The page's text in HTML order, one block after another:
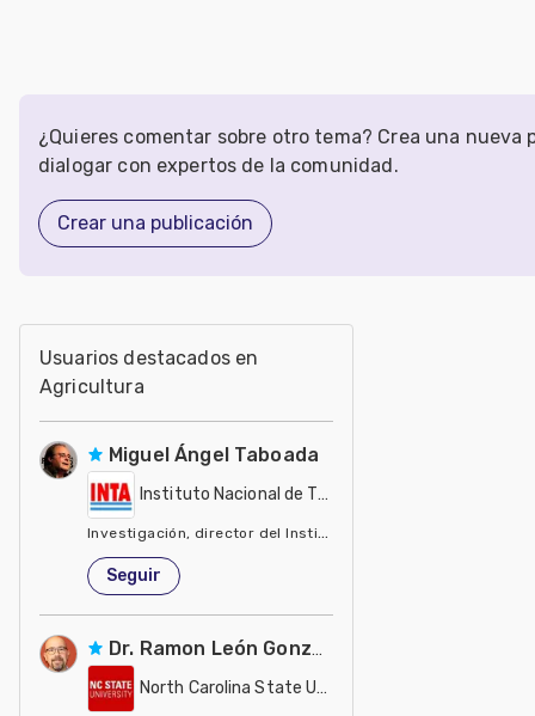
¿Quieres comentar sobre otro tema? Crea una nueva
dialogar con expertos de la comunidad.
Crear una publicación
Usuarios destacados en
Agricultura
Miguel Ángel Taboada
Instituto Nacional de Tecnología Agropecuaria -
Investigación, director del Instituto de Suelos del INTA
Estados Unidos de América
Seguir
Dr. Ramon León González
North Carolina State University - NCSU